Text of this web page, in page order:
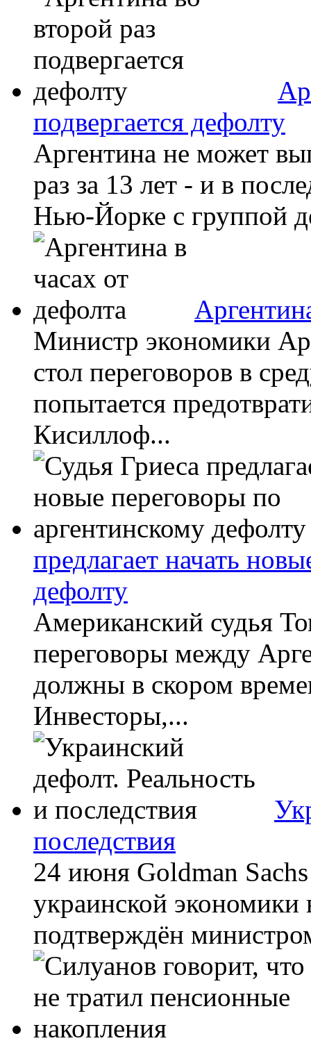
подвергается дефолту
Аргентина не может
раз за 13 лет - и в
Нью-Йорке с группой
Министр экономики
стол переговоров в
попытается
Кисиллоф...
предлагает начать
дефолту
Американский судья
переговоры между
должны в скором
Инвесторы,...
последствия
24 июня Goldman
украинской экономики
подтверждён